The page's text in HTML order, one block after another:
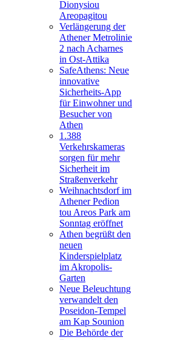
Dionysiou
Areopagitou
Verlängerung der
Athener Metrolinie
2 nach Acharnes
in Ost-Attika
SafeAthens: Neue
innovative
Sicherheits-App
für Einwohner und
Besucher von
Athen
1.388
Verkehrskameras
sorgen für mehr
Sicherheit im
Straßenverkehr
Weihnachtsdorf im
Athener Pedion
tou Areos Park am
Sonntag eröffnet
Athen begrüßt den
neuen
Kinderspielplatz
im Akropolis-
Garten
Neue Beleuchtung
verwandelt den
Poseidon-Tempel
am Kap Sounion
Die Behörde der